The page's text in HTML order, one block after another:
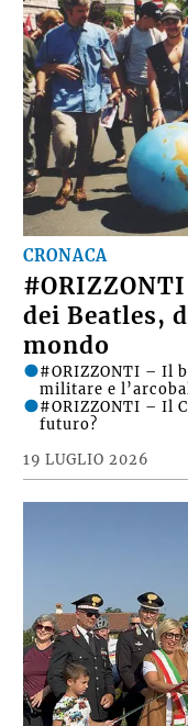
CRONACA
dei Beatles,
mondo
19 LUGLIO 2026
#ORIZZONTI – Il
militare e
#ORIZZONTI – Il
futuro?